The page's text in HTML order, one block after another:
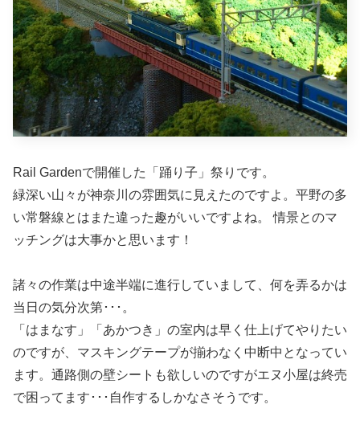
Rail Gardenで開催した「踊り子」祭りです。
緑深い山々が神奈川の雰囲気に見えたのですよ。平野の多
い常磐線とはまた違った趣がいいですよね。 情景とのマ
ッチングは大事かと思います！
諸々の作業は中途半端に進行していまして、何を弄るかは
当日の気分次第･･･。
「はまなす」「あかつき」の室内は早く仕上げてやりたい
のですが、マスキングテープが揃わなく中断中となってい
ます。通路側の壁シートも欲しいのですがエヌ小屋は終売
で困ってます･･･自作するしかなさそうです。